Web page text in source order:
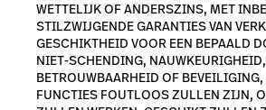
WETTELIJK OF ANDERSZINS, MET
STILZWIJGENDE GARANTIES VAN
GESCHIKTHEID VOOR EEN BEPAALD
NIET-SCHENDING, NAUWKEURIGHEID,
BETROUWBAARHEID OF
FUNCTIES FOUTLOOS ZULLEN ZIJN,